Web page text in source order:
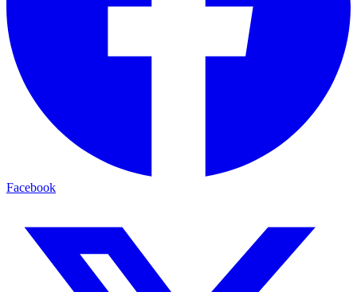
Facebook